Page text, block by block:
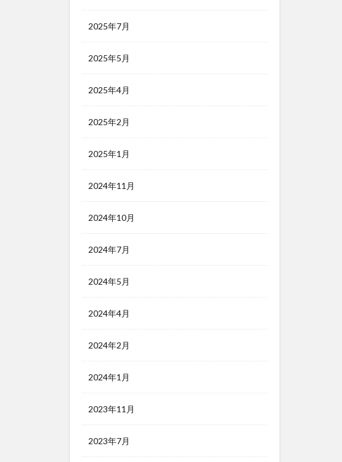
2025年7月
2025年5月
2025年4月
2025年2月
2025年1月
2024年11月
2024年10月
2024年7月
2024年5月
2024年4月
2024年2月
2024年1月
2023年11月
2023年7月